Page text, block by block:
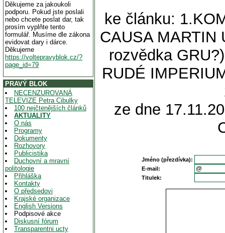
Děkujeme za jakoukoli
podporu. Pokud jste poslali
nebo chcete poslat dar, tak
prosím vyplňte tento
formulář. Musíme dle zákona
evidovat dary i dárce.
Děkujeme
https://voltepravyblok.cz/?
page_id=79
PRAVÝ BLOK
NECENZUROVANÁ
TELEVIZE Petra Cibulky
100 nejčtenějších článků
AKTUALITY
O nás
Programy
Dokumenty
Rozhovory
Publicistika
Duchovní a mravní
politologie
Přihláška
Kontakty
O předsedovi
Krajské organizace
English Versions
Podpisové akce
Diskusní fórum
Transparentni ucty
ke článku:
CAUSA MARTIN
rozvědka
RUDÉ
ze dne
Jméno (přezdívka):
E-mail:
Titulek: